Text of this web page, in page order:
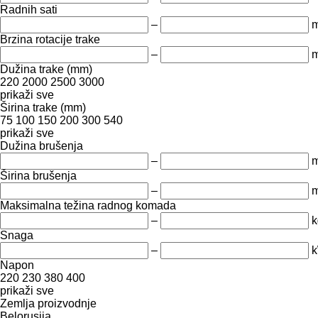
Radnih sati
–
Brzina rotacije trake
–
Dužina trake (mm)
220 2000 2500 3000
prikaži sve
Širina trake (mm)
75 100 150 200 300 540
prikaži sve
Dužina brušenja
–
Širina brušenja
–
Maksimalna težina radnog komada
–
Snaga
–
Napon
220 230 380 400
prikaži sve
Zemlja proizvodnje